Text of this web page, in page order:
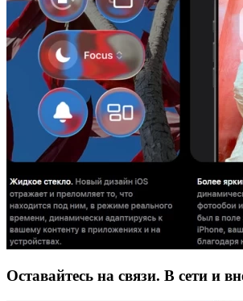
Оставайтесь на связи. В сети и